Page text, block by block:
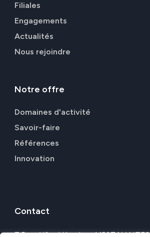
Filiales
Engagements
Actualités
Nous rejoindre
Notre offre
Domaines d'activité
Savoir-faire
Références
Innovation
Contact